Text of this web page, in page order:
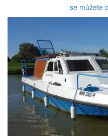
se můžete